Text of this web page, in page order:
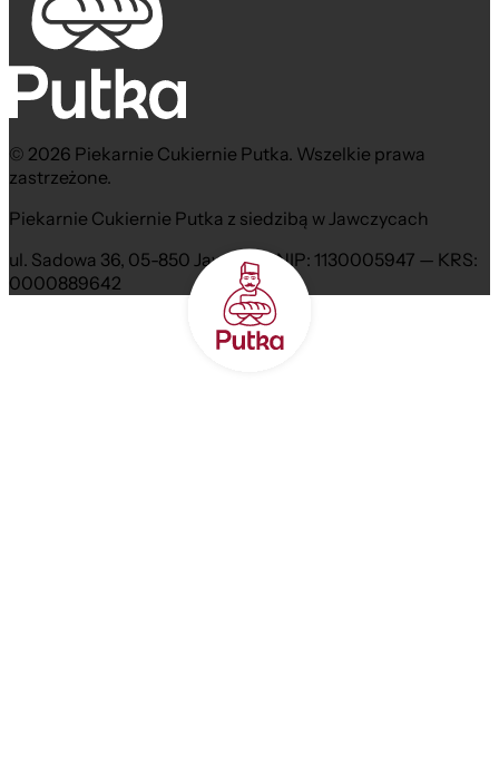
© 2026 Piekarnie Cukiernie Putka. Wszelkie prawa
zastrzeżone.
Piekarnie Cukiernie Putka z siedzibą w Jawczycach
ul. Sadowa 36, 05-850 Jawczyce NIP: 1130005947 — KRS:
0000889642